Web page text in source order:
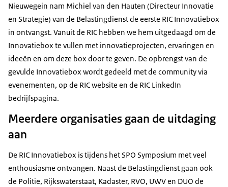
Nieuwegein nam Michiel van den Hauten (Directeur Innovatie
en Strategie) van de Belastingdienst de eerste RIC Innovatiebox
in ontvangst. Vanuit de RIC hebben we hem uitgedaagd om de
Innovatiebox te vullen met innovatieprojecten, ervaringen en
ideeën en om deze box door te geven. De opbrengst van de
gevulde Innovatiebox wordt gedeeld met de community via
evenementen, op de RIC website en de RIC LinkedIn
bedrijfspagina.
Meerdere organisaties gaan de uitdaging
aan
De RIC Innovatiebox is tijdens het SPO Symposium met veel
enthousiasme ontvangen. Naast de Belastingdienst gaan ook
de Politie, Rijkswaterstaat, Kadaster, RVO, UWV en DUO de